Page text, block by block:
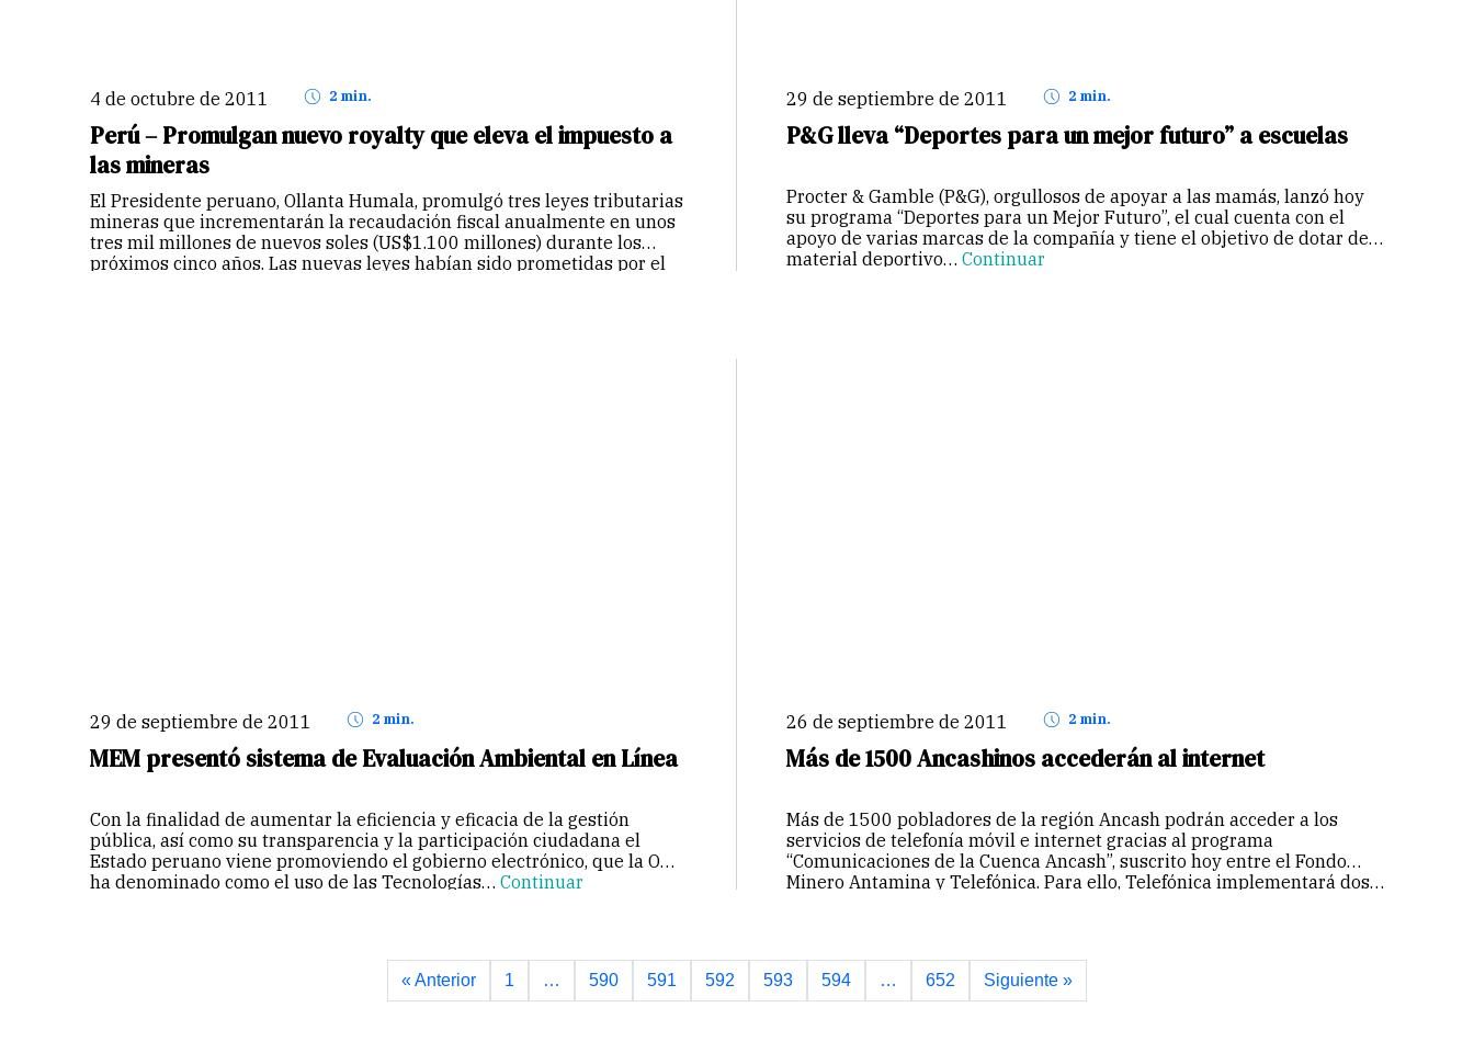
4 de octubre de 2011 2 min.
Perú – Promulgan nuevo royalty que eleva el impuesto a
las mineras
El Presidente peruano, Ollanta Humala, promulgó tres leyes tributarias
mineras que incrementarán la recaudación fiscal anualmente en unos
tres mil millones de nuevos soles (US$1.100 millones) durante los
próximos cinco años. Las nuevas leyes habían sido prometidas por el
29 de septiembre de 2011 2 min.
P&G lleva “Deportes para un mejor futuro” a escuelas
Procter & Gamble (P&G), orgullosos de apoyar a las mamás, lanzó hoy
su programa “Deportes para un Mejor Futuro”, el cual cuenta con el
apoyo de varias marcas de la compañía y tiene el objetivo de dotar de
material deportivo… Continuar
29 de septiembre de 2011 2 min.
MEM presentó sistema de Evaluación Ambiental en Línea
Con la finalidad de aumentar la eficiencia y eficacia de la gestión
pública, así como su transparencia y la participación ciudadana el
Estado peruano viene promoviendo el gobierno electrónico, que la ONU
ha denominado como el uso de las Tecnologías… Continuar
26 de septiembre de 2011 2 min.
Más de 1500 Ancashinos accederán al internet
Más de 1500 pobladores de la región Ancash podrán acceder a los
servicios de telefonía móvil e internet gracias al programa
“Comunicaciones de la Cuenca Ancash”, suscrito hoy entre el Fondo
Minero Antamina y Telefónica. Para ello, Telefónica implementará dos…
« Anterior 1 … 590 591 592 593 594 … 652 Siguiente »